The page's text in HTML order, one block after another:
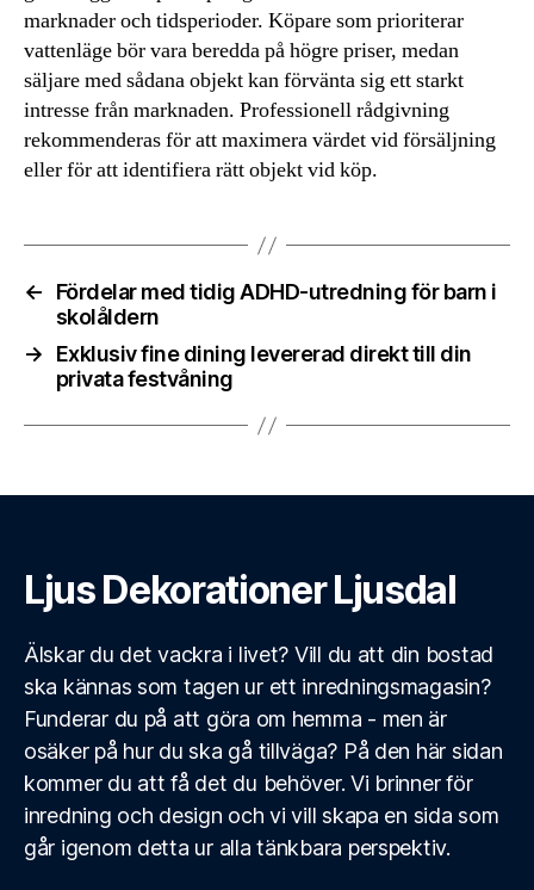
marknader och tidsperioder. Köpare som prioriterar
vattenläge bör vara beredda på högre priser, medan
säljare med sådana objekt kan förvänta sig ett starkt
intresse från marknaden. Professionell rådgivning
rekommenderas för att maximera värdet vid försäljning
eller för att identifiera rätt objekt vid köp.
←
Fördelar med tidig ADHD-utredning för barn i
skolåldern
→
Exklusiv fine dining levererad direkt till din
privata festvåning
Ljus Dekorationer Ljusdal
Älskar du det vackra i livet? Vill du att din bostad
ska kännas som tagen ur ett inredningsmagasin?
Funderar du på att göra om hemma - men är
osäker på hur du ska gå tillväga? På den här sidan
kommer du att få det du behöver. Vi brinner för
inredning och design och vi vill skapa en sida som
går igenom detta ur alla tänkbara perspektiv.